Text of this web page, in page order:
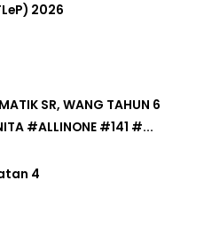
2026
SR, WANG TAHUN 6
#ALLINONE #141 #...
4